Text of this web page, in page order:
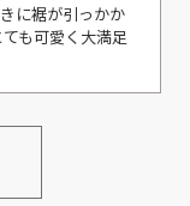
に裾が引っかか
も可愛く大満足